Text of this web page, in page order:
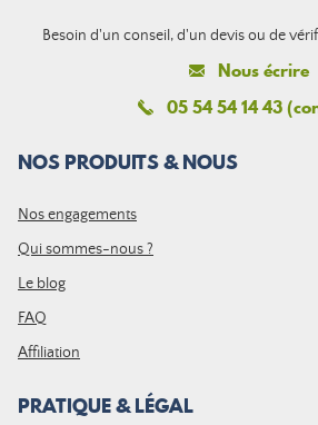
Besoin d'un conseil, d'un devis ou de
Nous écrire
05 54 54 14 43
NOS PRODUITS & NOUS
Nos engagements
Qui sommes-nous ?
Le blog
FAQ
Affiliation
PRATIQUE & LÉGAL